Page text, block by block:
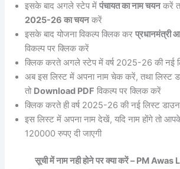
इसके बाद अगले स्टेप मेंपंचायत का नाम चयनकरें
2025-26 का चयनकरें
इसके बाद योजना विकल्प क्लिक करप्रधानमंत्री
विकल्प पर क्लिक करें
क्लिक करते अगले स्टेप में वर्ष 2025-26 की नई
अब इस लिस्ट में अपना नाम चेक करें, तथा लिस्ट
तो Download PDF विकल्प पर क्लिक करें
क्लिक करते ही वर्ष 2025-26 की नई लिस्ट
इस लिस्ट में अपना नाम देखें, यदि नाम होंगे तो
120000 रुपए दी जाएगी
सूची में नाम नही होने पर क्या करें – PM